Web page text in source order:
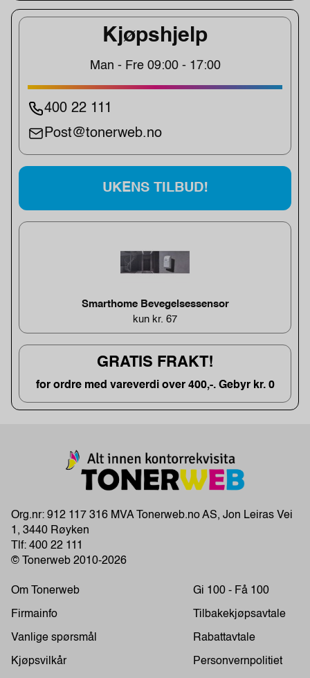
Kjøpshjelp
Man - Fre 09:00 - 17:00
400 22 111
Post@tonerweb.no
UKENS TILBUD!
Smarthome Bevegelsessensor
kun kr. 67
GRATIS FRAKT!
for ordre med vareverdi over 400,-. Gebyr kr. 0
Org.nr: 912 117 316 MVA Tonerweb.no AS, Jon Leiras Vei
1, 3440 Røyken
Tlf: 400 22 111
© Tonerweb 2010-2026
Om Tonerweb
Firmainfo
Vanlige spørsmål
Kjøpsvilkår
Gi 100 - Få 100
Tilbakekjøpsavtale
Rabattavtale
Personvernpolitiet